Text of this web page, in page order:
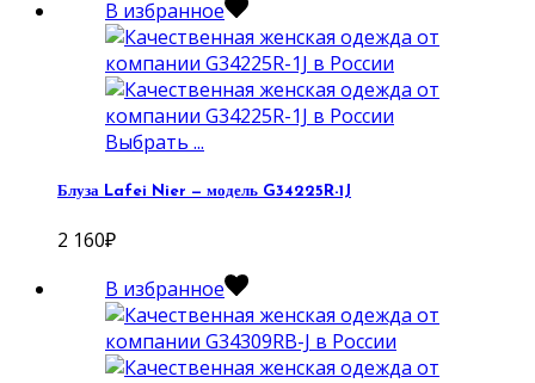
В избранное
Выбрать ...
Блуза Lafei Nier — модель G34225R-1J
2 160₽
В избранное